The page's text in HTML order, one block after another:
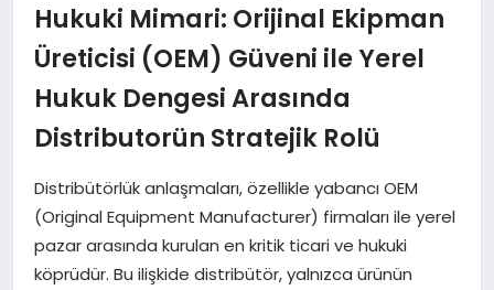
MAGAZIN
EĞITIM
TEKNOLOJI
Hukuki Mimari: Orijinal Ekipman
Üreticisi (OEM) Güveni ile Yerel
Hukuk Dengesi Arasında
Distributorün Stratejik Rolü
Distribütörlük anlaşmaları, özellikle yabancı OEM
(Original Equipment Manufacturer) firmaları ile yerel
pazar arasında kurulan en kritik ticari ve hukuki
köprüdür. Bu ilişkide distribütör, yalnızca ürünün